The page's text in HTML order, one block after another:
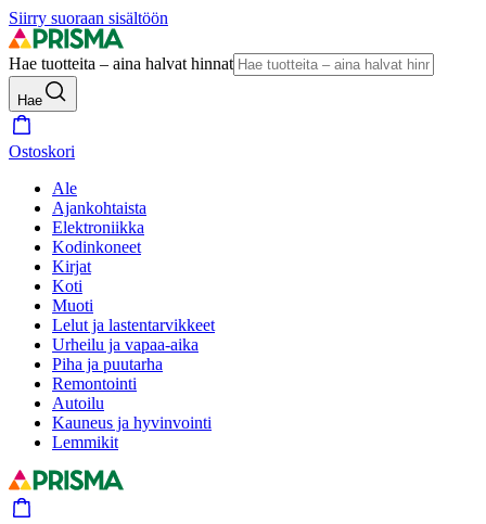
Siirry suoraan sisältöön
Hae tuotteita – aina halvat hinnat
Hae
Ostoskori
Ale
Ajankohtaista
Elektroniikka
Kodinkoneet
Kirjat
Koti
Muoti
Lelut ja lastentarvikkeet
Urheilu ja vapaa-aika
Piha ja puutarha
Remontointi
Autoilu
Kauneus ja hyvinvointi
Lemmikit